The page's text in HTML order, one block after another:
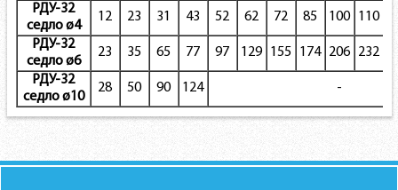
РДУ-32
седло ø4
12 23 31 43 52 62 72 85 100 110
РДУ-32
седло ø6
23 35 65 77 97 129 155 174 206 232
РДУ-32
седло ø10
28 50 90 124 -